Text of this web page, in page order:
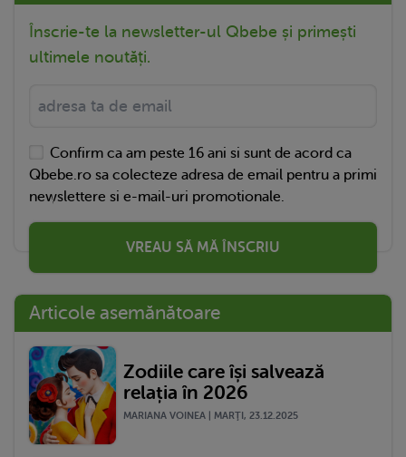
Înscrie-te la newsletter-ul Qbebe și primești
ultimele noutăți.
Confirm ca am peste 16 ani si sunt de acord ca
Qbebe.ro sa colecteze adresa de email pentru a primi
newslettere si e-mail-uri promotionale.
VREAU SĂ MĂ ÎNSCRIU
Articole asemănătoare
Zodiile care își salvează
relația în 2026
MARIANA VOINEA | MARŢI, 23.12.2025